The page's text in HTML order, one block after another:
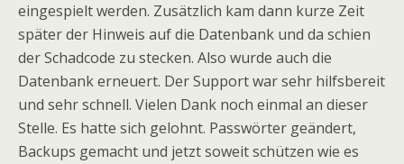
eingespielt werden. Zusätzlich kam dann kurze Zeit
später der Hinweis auf die Datenbank und da schien
der Schadcode zu stecken. Also wurde auch die
Datenbank erneuert. Der Support war sehr hilfsbereit
und sehr schnell. Vielen Dank noch einmal an dieser
Stelle. Es hatte sich gelohnt. Passwörter geändert,
Backups gemacht und jetzt soweit schützen wie es